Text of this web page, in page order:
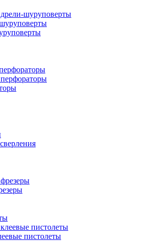
шуруповерты
пистолеты
пистолеты